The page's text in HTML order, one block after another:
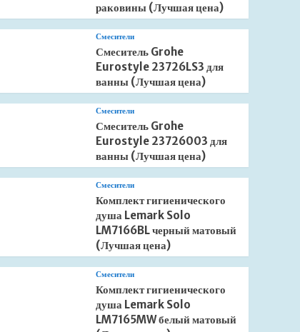
раковины (Лучшая цена)
Смесители
Смеситель Grohe
Eurostyle 23726LS3 для
ванны (Лучшая цена)
Смесители
Смеситель Grohe
Eurostyle 23726003 для
ванны (Лучшая цена)
Смесители
Комплект гигиенического
душа Lemark Solo
LM7166BL черный матовый
(Лучшая цена)
Смесители
Комплект гигиенического
душа Lemark Solo
LM7165MW белый матовый